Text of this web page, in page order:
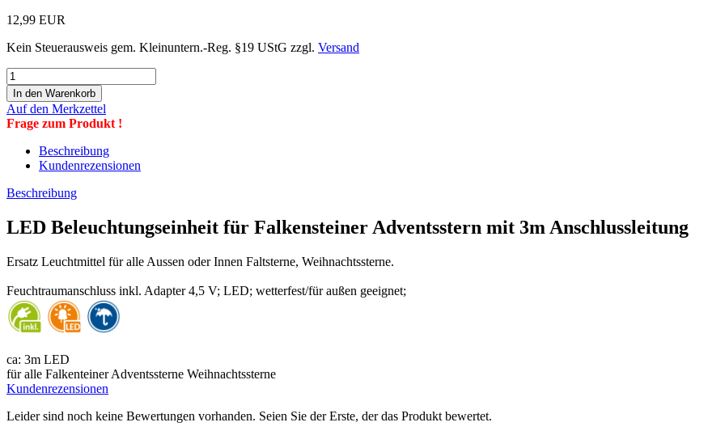
12,99 EUR
Kein Steuerausweis gem. Kleinuntern.-Reg. §19 UStG zzgl. Versand
Auf den Merkzettel
Frage zum Produkt !
Beschreibung
Kundenrezensionen
Beschreibung
LED Beleuchtungseinheit für Falkensteiner Adventsstern mit 3m Anschlussleitung
Ersatz Leuchtmittel für alle Aussen oder Innen Faltsterne, Weihnachtssterne.
Feuchtraumanschluss inkl. Adapter 4,5 V; LED; wetterfest/für außen geeignet;
ca: 3m LED
für alle Falkenteiner Adventssterne Weihnachtssterne
Kundenrezensionen
Leider sind noch keine Bewertungen vorhanden. Seien Sie der Erste, der das Produkt bewertet.